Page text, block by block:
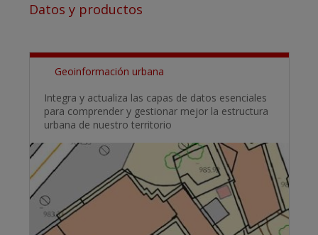
Datos y productos
Geoinformación urbana
Integra y actualiza las capas de datos esenciales
para comprender y gestionar mejor la estructura
urbana de nuestro territorio